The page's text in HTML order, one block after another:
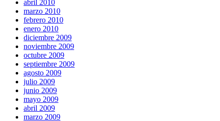
abril 2010
marzo 2010
febrero 2010
enero 2010
diciembre 2009
noviembre 2009
octubre 2009
septiembre 2009
agosto 2009
julio 2009
junio 2009
mayo 2009
abril 2009
marzo 2009